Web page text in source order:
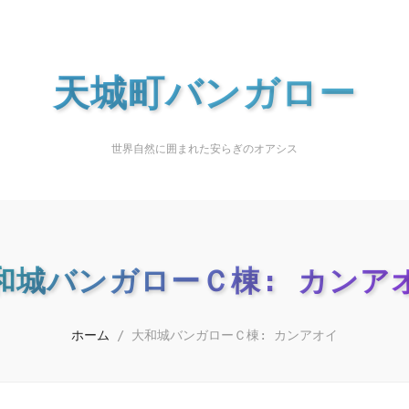
天城町バンガロー
世界自然に囲まれた安らぎのオアシス
城バンガローＣ棟: カンア
ホーム / 大和城バンガローＣ棟: カンアオイ